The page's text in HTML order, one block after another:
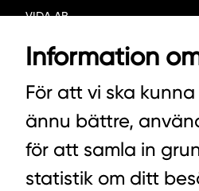
VIDA AB
BOX 100
342 21 ALVESTA
VÄXEL HUVUDKONTORET:
VÄXEL PELLETS/STALLSTRÖ:
Information
För att vi ska
ännu bättre,
för att samla in
statistik om ditt